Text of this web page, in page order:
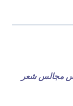
مجالس شعر